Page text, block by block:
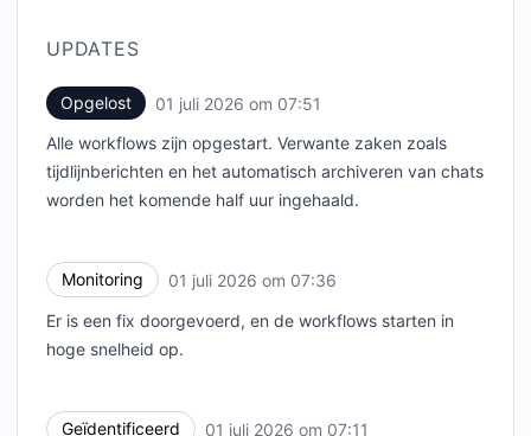
UPDATES
Opgelost 01 juli 2026 om 07:51
Alle workflows zijn opgestart. Verwante zaken zoals
tijdlijnberichten en het automatisch archiveren van chats
worden het komende half uur ingehaald.
Monitoring 01 juli 2026 om 07:36
Er is een fix doorgevoerd, en de workflows starten in
hoge snelheid op.
Geïdentificeerd 01 juli 2026 om 07:11